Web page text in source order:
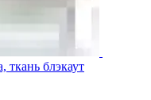
ткань блэкаут